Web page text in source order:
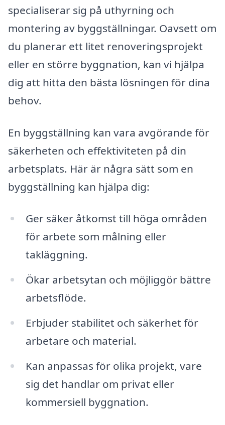
specialiserar sig på uthyrning och
montering av byggställningar. Oavsett om
du planerar ett litet renoveringsprojekt
eller en större byggnation, kan vi hjälpa
dig att hitta den bästa lösningen för dina
behov.
En byggställning kan vara avgörande för
säkerheten och effektiviteten på din
arbetsplats. Här är några sätt som en
byggställning kan hjälpa dig:
Ger säker åtkomst till höga områden
för arbete som målning eller
takläggning.
Ökar arbetsytan och möjliggör bättre
arbetsflöde.
Erbjuder stabilitet och säkerhet för
arbetare och material.
Kan anpassas för olika projekt, vare
sig det handlar om privat eller
kommersiell byggnation.